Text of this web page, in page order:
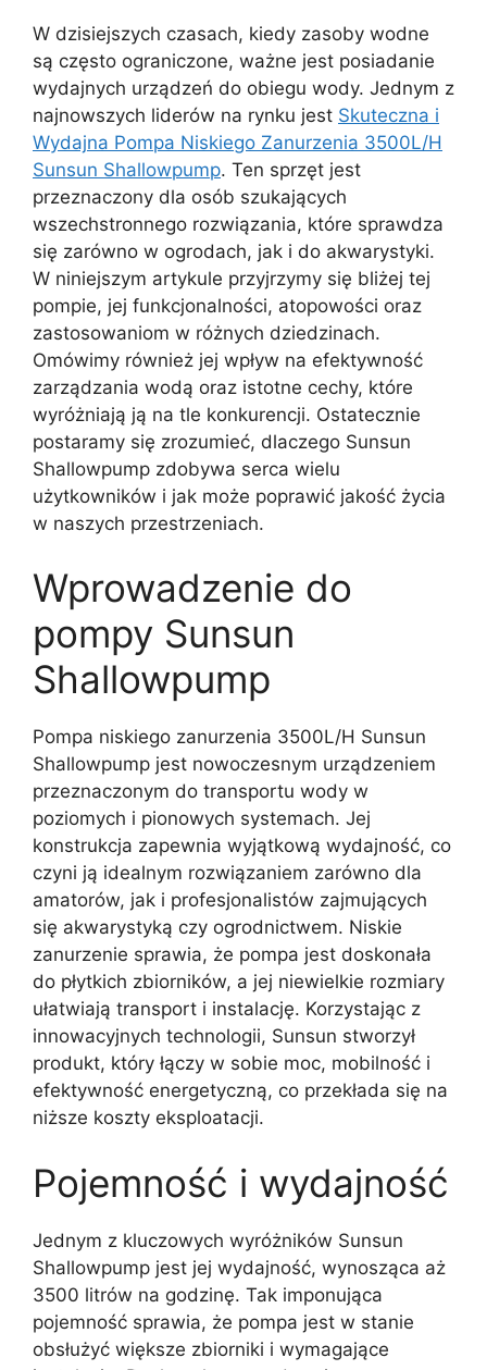
W dzisiejszych czasach, kiedy zasoby wodne
są często ograniczone, ważne jest posiadanie
wydajnych urządzeń do obiegu wody. Jednym z
najnowszych liderów na rynku jest Skuteczna i
Wydajna Pompa Niskiego Zanurzenia 3500L/H
Sunsun Shallowpump. Ten sprzęt jest
przeznaczony dla osób szukających
wszechstronnego rozwiązania, które sprawdza
się zarówno w ogrodach, jak i do akwarystyki.
W niniejszym artykule przyjrzymy się bliżej tej
pompie, jej funkcjonalności, atopowości oraz
zastosowaniom w różnych dziedzinach.
Omówimy również jej wpływ na efektywność
zarządzania wodą oraz istotne cechy, które
wyróżniają ją na tle konkurencji. Ostatecznie
postaramy się zrozumieć, dlaczego Sunsun
Shallowpump zdobywa serca wielu
użytkowników i jak może poprawić jakość życia
w naszych przestrzeniach.
Wprowadzenie do
pompy Sunsun
Shallowpump
Pompa niskiego zanurzenia 3500L/H Sunsun
Shallowpump jest nowoczesnym urządzeniem
przeznaczonym do transportu wody w
poziomych i pionowych systemach. Jej
konstrukcja zapewnia wyjątkową wydajność, co
czyni ją idealnym rozwiązaniem zarówno dla
amatorów, jak i profesjonalistów zajmujących
się akwarystyką czy ogrodnictwem. Niskie
zanurzenie sprawia, że pompa jest doskonała
do płytkich zbiorników, a jej niewielkie rozmiary
ułatwiają transport i instalację. Korzystając z
innowacyjnych technologii, Sunsun stworzył
produkt, który łączy w sobie moc, mobilność i
efektywność energetyczną, co przekłada się na
niższe koszty eksploatacji.
Pojemność i wydajność
Jednym z kluczowych wyróżników Sunsun
Shallowpump jest jej wydajność, wynosząca aż
3500 litrów na godzinę. Tak imponująca
pojemność sprawia, że pompa jest w stanie
obsłużyć większe zbiorniki i wymagające